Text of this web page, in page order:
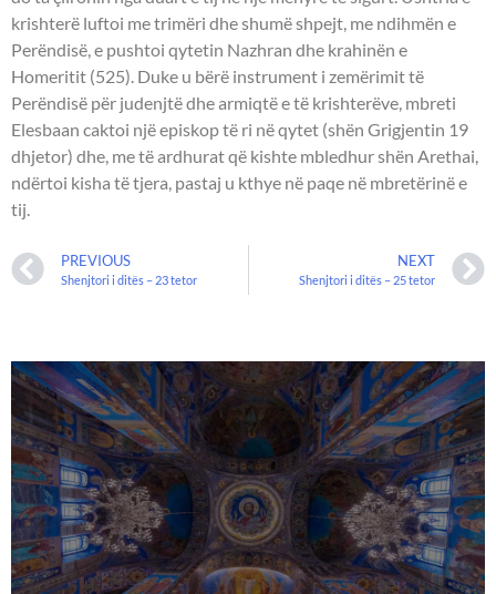
krishterë luftoi me trimëri dhe shumë shpejt, me ndihmën e
Perëndisë, e pushtoi qytetin Nazhran dhe krahinën e
Homeritit (525). Duke u bërë instrument i zemërimit të
Perëndisë për judenjtë dhe armiqtë e të krishterëve, mbreti
Elesbaan caktoi një episkop të ri në qytet (shën Grigjentin 19
dhjetor) dhe, me të ardhurat që kishte mbledhur shën Arethai,
ndërtoi kisha të tjera, pastaj u kthye në paqe në mbretërinë e
tij.
PREVIOUS
Shenjtori i ditës – 23 tetor
NEXT
Shenjtori i ditës – 25 tetor